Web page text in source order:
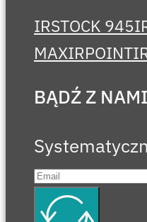
IRSTOCK 945
MAXIRPOINT
BĄDŹ Z